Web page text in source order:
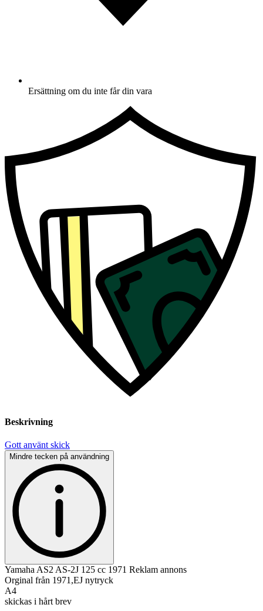
Ersättning om du inte får din vara
Beskrivning
Gott använt skick
Mindre tecken på användning
Yamaha AS2 AS-2J 125 cc 1971 Reklam annons
Orginal från 1971,EJ nytryck
A4
skickas i hårt brev